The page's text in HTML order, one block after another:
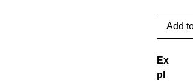
Add
Ex
pl